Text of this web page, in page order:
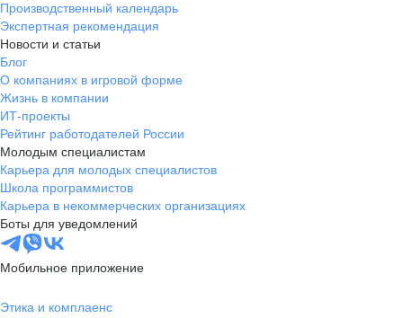
Производственный календарь
Экспертная рекомендация
Новости и статьи
Блог
О компаниях в игровой форме
Жизнь в компании
ИТ-проекты
Рейтинг работодателей России
Молодым специалистам
Карьера для молодых специалистов
Школа программистов
Карьера в некоммерческих организациях
Боты для уведомлений
Мобильное приложение
Этика и комплаенс